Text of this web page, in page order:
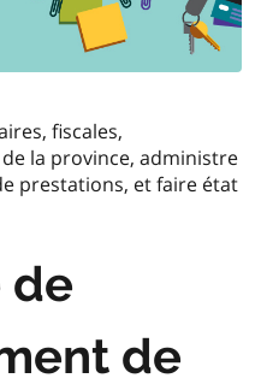
fiscales,
la province, administre
prestations, et faire état
de
de